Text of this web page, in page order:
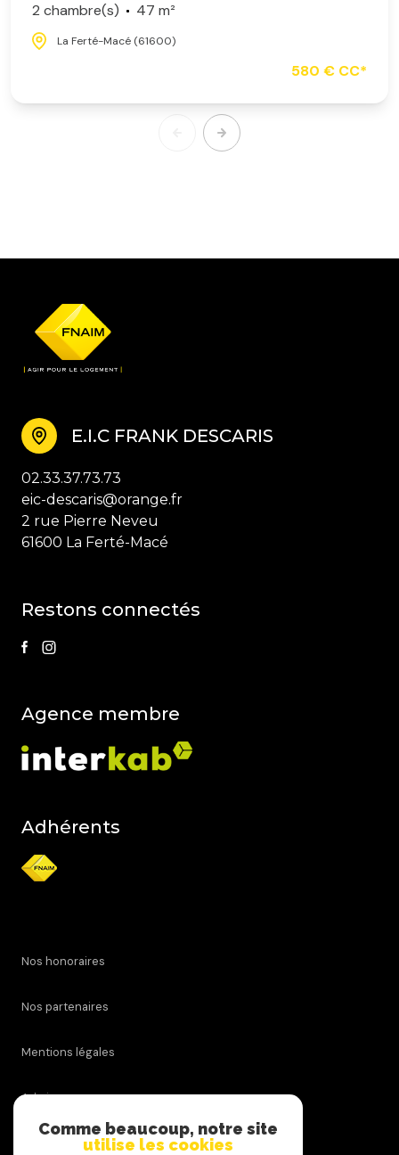
2 chambre(s)
47 m²
La Ferté-Macé (61600)
580 € CC*
E.I.C FRANK DESCARIS
02.33.37.73.73
eic-descaris@orange.fr
2 rue Pierre Neveu
61600 La Ferté-Macé
restons connectés
agence membre
Adhérents
Nos honoraires
Nos partenaires
Mentions légales
Admin
Politique de confidentialite
Comme beaucoup, notre site
utilise les cookies